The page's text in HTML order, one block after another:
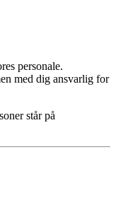
personale.
med dig ansvarlig for
står på